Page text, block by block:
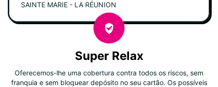
SAINTE MARIE - LA RÉUNION
Super Relax
Oferecemos-lhe uma cobertura contra todos os riscos, sem
franquia e sem bloquear depósito no seu cartão. Os possíveis